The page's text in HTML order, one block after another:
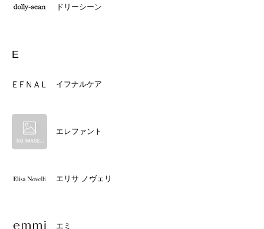
ドリーシーン
E
イフナルケア
エレファント
エリサ ノヴェリ
エミ